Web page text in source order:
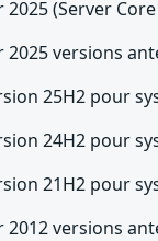
2025 (Server
2025 versions
25H2 pour
24H2 pour
21H2 pour
2012 versions